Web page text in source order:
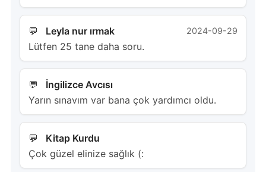
Leyla nur ırmak 2024-09-29
Lütfen 25 tane daha soru.
İngilizce Avcısı
Yarın sınavım var bana çok yardımcı oldu.
Kitap Kurdu
Çok güzel elinize sağlık (: